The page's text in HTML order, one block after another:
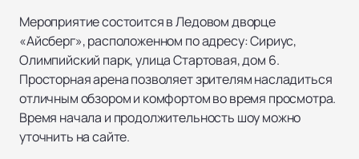
Мероприятие состоится в Ледовом дворце
«Айсберг», расположенном по адресу: Сириус,
Олимпийский парк, улица Стартовая, дом 6.
Просторная арена позволяет зрителям насладиться
отличным обзором и комфортом во время просмотра.
Время начала и продолжительность шоу можно
уточнить на сайте.